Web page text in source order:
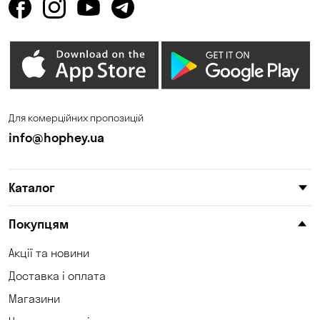
Клинці
Коцюбинське Кошари
Кропивницький
Миколаївка
Новоселівка
Олександрівка
Павлоград
Для комерційних пропозицій
info@hophey.ua
Каталог
Покупцям
Акції та новини
Доставка і оплата
Магазини